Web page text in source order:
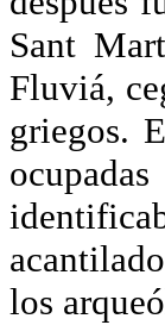
Sant
Fluviá,
griegos.
los